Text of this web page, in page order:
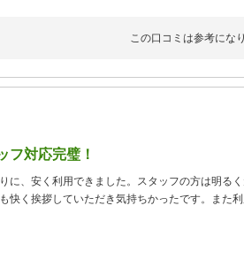
この口コミは参考にな
フ対応完璧！
に、安く利用できました。スタッフの方は明る
快く挨拶していただき気持ちかったです。また利